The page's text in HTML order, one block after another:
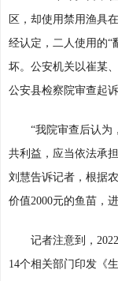
区，却使用禁用渔具
经认定，二人使用的“
坏。公安机关以崔某
公安县检察院审查起诉
“我院审查后认为
共利益，应当依法承
刘慧告诉记者，根据
价值2000元的鱼苗，
记者注意到，
14个相关部门印发《